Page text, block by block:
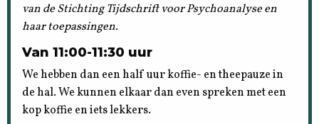
van de Stichting Tijdschrift voor Psychoanalyse en
haar toepassingen.
Van 11:00-11:30 uur
We hebben dan een half uur koffie- en theepauze in
de hal. We kunnen elkaar dan even spreken met een
kop koffie en iets lekkers.